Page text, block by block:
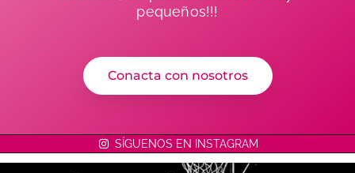
pequeños!!!
Conacta con nosotros
SÍGUENOS EN INSTAGRAM